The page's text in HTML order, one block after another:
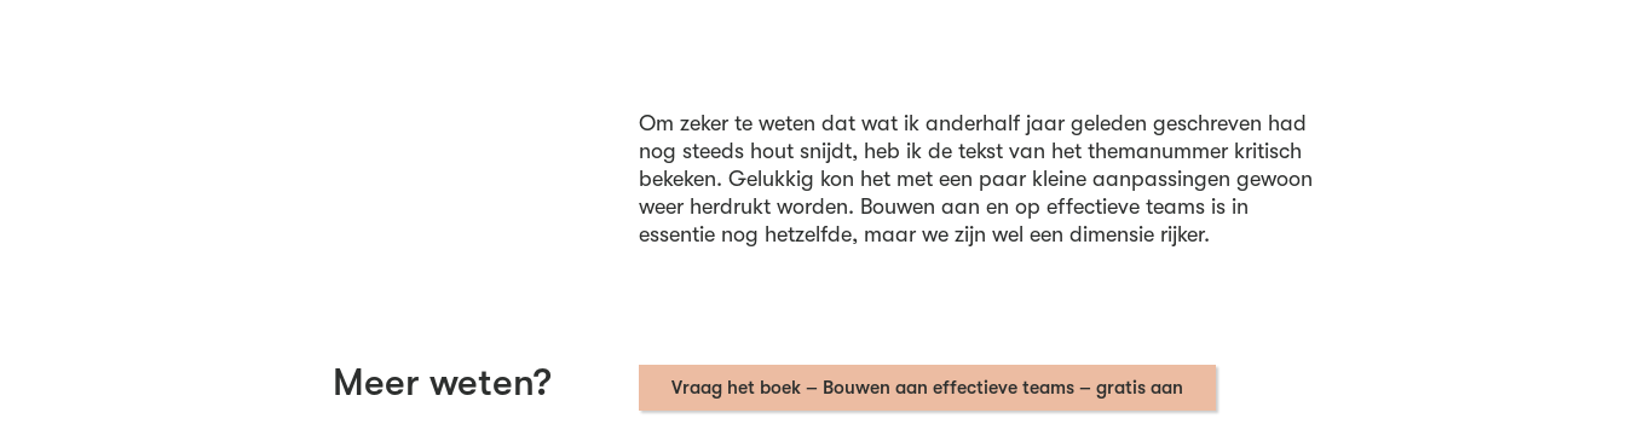
Om zeker te weten dat wat ik anderhalf jaar geleden geschreven had
nog steeds hout snijdt, heb ik de tekst van het themanummer kritisch
bekeken. Gelukkig kon het met een paar kleine aanpassingen gewoon
weer herdrukt worden. Bouwen aan en op effectieve teams is in
essentie nog hetzelfde, maar we zijn wel een dimensie rijker.
Meer weten? Vraag het boek – Bouwen aan effectieve teams – gratis aan